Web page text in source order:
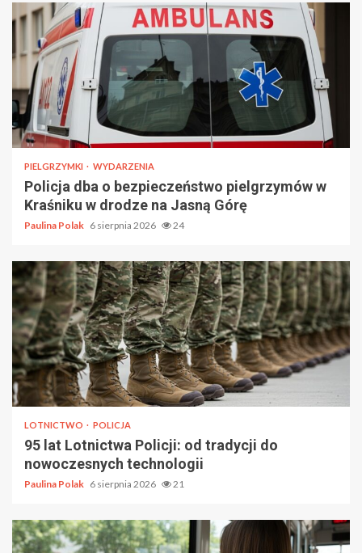
PIELGRZYMKI WYDARZENIA
Policja dba o bezpieczeństwo pielgrzymów w
Kraśniku w drodze na Jasną Górę
Paulina Polak 6 sierpnia 2026 24
LOTNICTWO POLICJA
95 lat Lotnictwa Policji: od tradycji do
nowoczesnych technologii
Paulina Polak 6 sierpnia 2026 21